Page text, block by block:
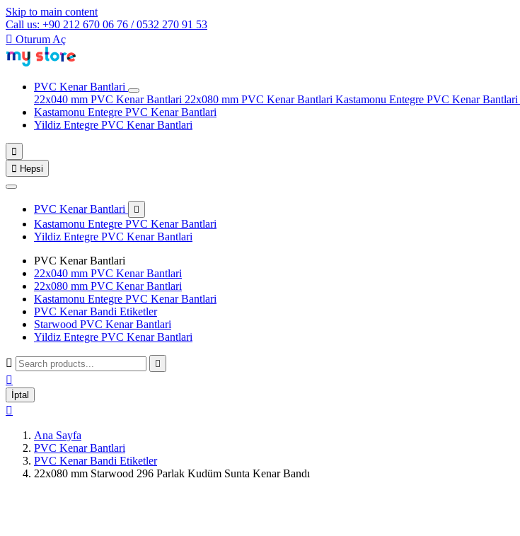
Skip to main content
Call us: +90 212 670 06 76 / 0532 270 91 53
 Oturum Aç
PVC Kenar Bantlari
22x040 mm PVC Kenar Bantlari 22x080 mm PVC Kenar Bantlari Kastamonu Entegre PVC Kenar Bantlari
Kastamonu Entegre PVC Kenar Bantlari
Yildiz Entegre PVC Kenar Bantlari

 Hepsi
PVC Kenar Bantlari 
Kastamonu Entegre PVC Kenar Bantlari
Yildiz Entegre PVC Kenar Bantlari
PVC Kenar Bantlari
22x040 mm PVC Kenar Bantlari
22x080 mm PVC Kenar Bantlari
Kastamonu Entegre PVC Kenar Bantlari
PVC Kenar Bandi Etiketler
Starwood PVC Kenar Bantlari
Yildiz Entegre PVC Kenar Bantlari
 

İptal

Ana Sayfa
PVC Kenar Bantlari
PVC Kenar Bandi Etiketler
22x080 mm Starwood 296 Parlak Kudüm Sunta Kenar Bandı